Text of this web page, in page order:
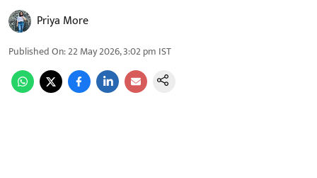
Priya More
Published On:22 May 2026, 3:02 pm IST